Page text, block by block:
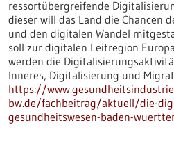
ressortübergreifende
dieser will das Land die Chancen
und den digitalen Wandel
soll zur digitalen Leitregion
werden die
Inneres, Digitalisierung und
https://
bw.de/fachbeitrag/aktuell/die-
gesundheitswesen-baden-